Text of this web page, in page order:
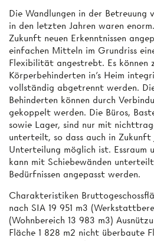
Die Wandlungen in der Betreuung
in den letzten Jahren waren
Zukunft neuen Erkenntnissen
einfachen Mitteln im Grundriss
Flexibilität angestrebt. Es können
Körperbehinderten in's Heim
vollständig abgetrennt werden.
Behinderten können durch
gekoppelt werden. Die Büros,
sowie Lager, sind nur mit
unterteilt, so dass auch in Zukunft
Unterteilung möglich ist. Essraum
kann mit Schiebewänden
Bedürfnissen angepasst werden.
Charakteristiken
nach SIA 19 951 m3
(Wohnbereich 13 983 m3)
Fläche 1 828 m2 nicht überbaute